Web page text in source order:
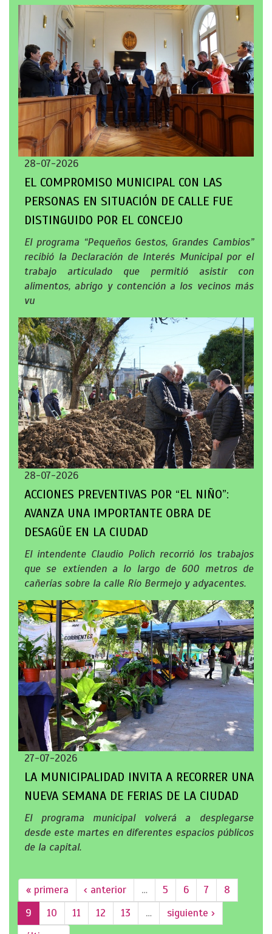
28-07-2026
EL COMPROMISO MUNICIPAL CON LAS
PERSONAS EN SITUACIÓN DE CALLE FUE
DISTINGUIDO POR EL CONCEJO
El programa “Pequeños Gestos, Grandes Cambios”
recibió la Declaración de Interés Municipal por el
trabajo articulado que permitió asistir con
alimentos, abrigo y contención a los vecinos más
vu
28-07-2026
ACCIONES PREVENTIVAS POR “EL NIÑO”:
AVANZA UNA IMPORTANTE OBRA DE
DESAGÜE EN LA CIUDAD
El intendente Claudio Polich recorrió los trabajos
que se extienden a lo largo de 600 metros de
cañerías sobre la calle Río Bermejo y adyacentes.
27-07-2026
LA MUNICIPALIDAD INVITA A RECORRER UNA
NUEVA SEMANA DE FERIAS DE LA CIUDAD
El programa municipal volverá a desplegarse
desde este martes en diferentes espacios públicos
de la capital.
« primera ‹ anterior … 5 6 7
8
9
10 11 12 13 …
siguiente ›